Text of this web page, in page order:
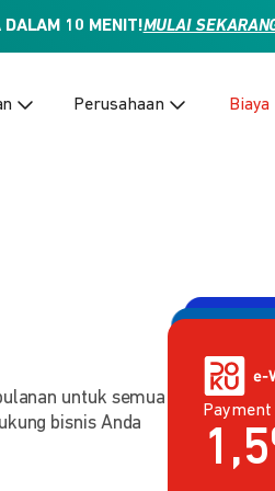
DALAM 10 MENIT!MULAI
Perusahaan Biaya
untuk semua
bisnis Anda
Payment
Payment